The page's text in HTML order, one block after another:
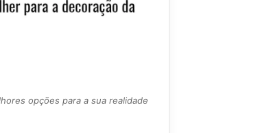
opções para a sua realidade